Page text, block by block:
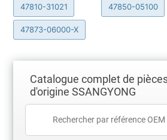
47810-31021 47850-05100
47873-06000-X
Catalogue complet de
d'origine SSANGYONG